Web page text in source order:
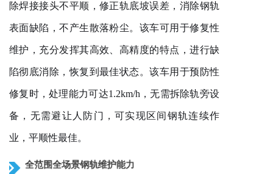
除焊接接头不平顺，修正轨底坡误差，消除钢轨
表面缺陷，不产生散落粉尘。该车可用于修复性
维护，充分发挥其高效、高精度的特点，进行缺
陷彻底消除，恢复到最佳状态。该车用于预防性
修复时，处理能力可达1.2km/h，无需拆除轨旁设
备，无需避让人防门，可实现区间钢轨连续作
业，平顺性最佳。
全范围全场景钢轨维护能力